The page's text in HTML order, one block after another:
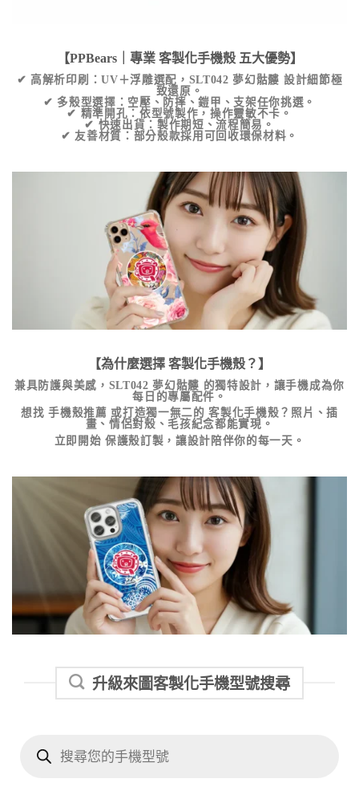
【PPBears｜專業 客製化手機殼五大優勢】
✔ 高解析印刷 ：UV＋浮雕選配， SLT042 夢幻骷髏 設計細節極
致還原。
✔ 多殼型選擇 ：空壓、防摔、鎧甲、支架任你挑選。
✔ 精準開孔 ：依型號製作，操作靈敏不卡。
✔ 快速出貨 ：製作期短、流程簡易。
✔ 友善材質 ：部分殼款採用可回收環保材料。
【為什麼選擇 客製化手機殼 ？】
兼具防護與美感， SLT042 夢幻骷髏 的獨特設計，讓手機成為你
每日的專屬配件。
想找手機殼推薦 或打造獨一無二的客製化手機殼 ？照片、插
畫、情侶對殼、毛孩紀念都能實現。
立即開始 保護殼訂製 ，讓設計陪伴你的每一天。
升級來圖客製化手機型號搜尋
search